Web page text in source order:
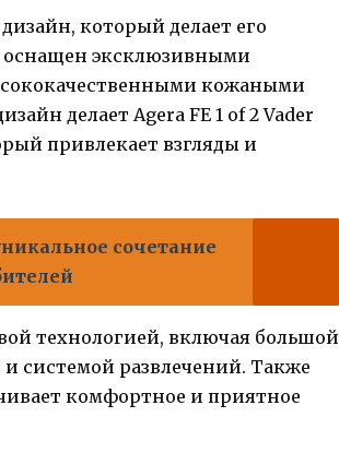
который делает его
оснащен эксклюзивными
кожаными
делает Аgera FE 1 of 2 Vader
привлекает взгляды и
сочетание
технологией, включая большой
системой развлечений. Также
комфортное и приятное